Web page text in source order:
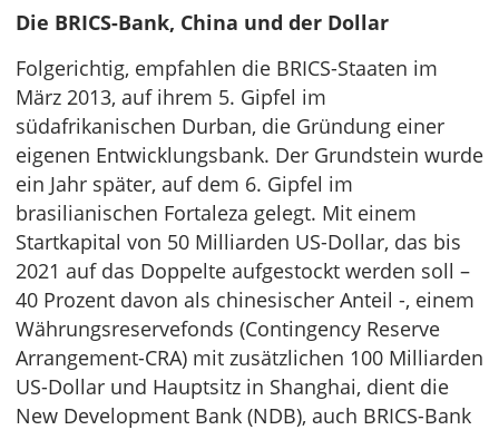
Die BRICS-Bank, China und der Dollar
Folgerichtig, empfahlen die BRICS-Staaten im
März 2013, auf ihrem 5. Gipfel im
südafrikanischen Durban, die Gründung einer
eigenen Entwicklungsbank. Der Grundstein wurde
ein Jahr später, auf dem 6. Gipfel im
brasilianischen Fortaleza gelegt. Mit einem
Startkapital von 50 Milliarden US-Dollar, das bis
2021 auf das Doppelte aufgestockt werden soll –
40 Prozent davon als chinesischer Anteil -, einem
Währungsreservefonds (Contingency Reserve
Arrangement-CRA) mit zusätzlichen 100 Milliarden
US-Dollar und Hauptsitz in Shanghai, dient die
New Development Bank (NDB), auch BRICS-Bank